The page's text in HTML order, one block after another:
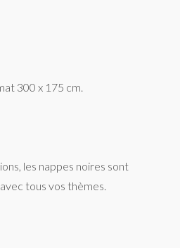
300 x 175 cm.
les nappes noires sont
tous vos thèmes.